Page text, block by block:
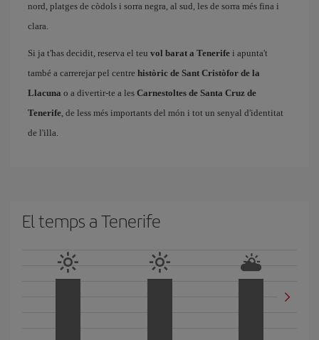
nord, platges de còdols i sorra negra, al sud, les de sorra més fina i
clara.
Si ja t'has decidit, reserva el teu vol barat a Tenerife i apunta't
també a carrerejar pel centre històric de Sant Cristòfor de la
Llacuna o a divertir-te a les Carnestoltes de Santa Cruz de
Tenerife, de less més importants del món i tot un senyal d'identitat
de l'illa.
El temps a Tenerife